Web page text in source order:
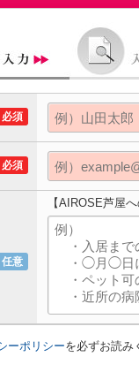
必須
必須
任意
【AIROSE芦屋
ーポリシーを必ずお読み